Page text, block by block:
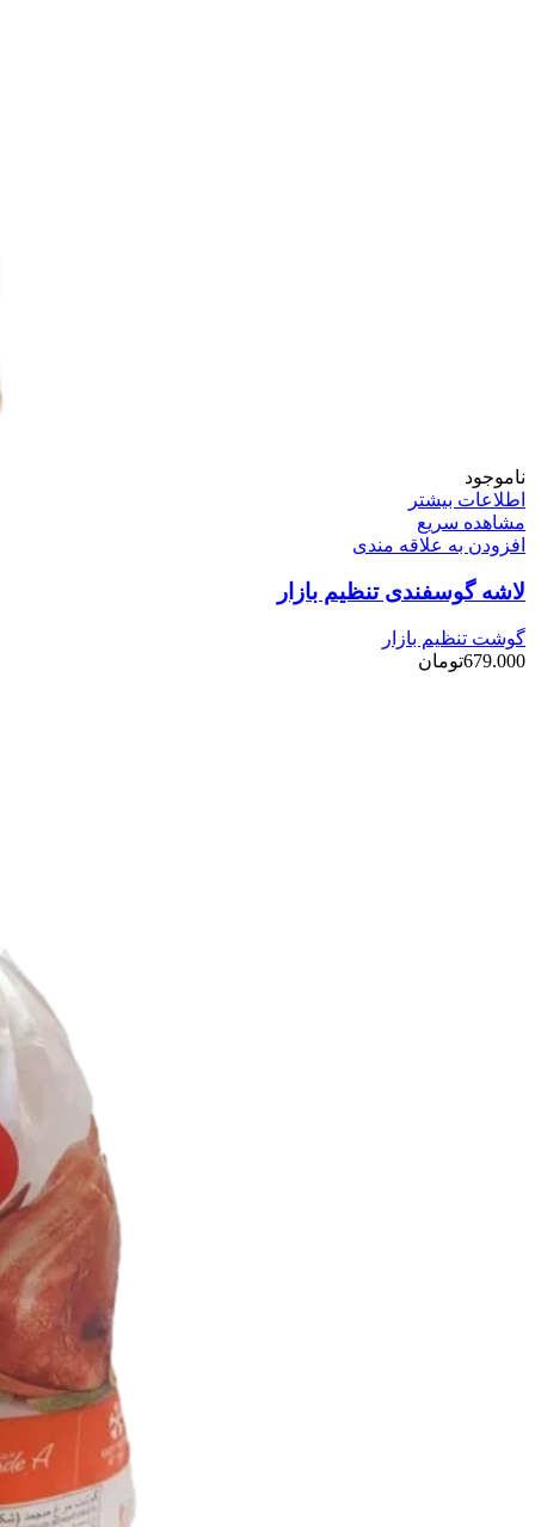
ناموجود
اطلاعات بیشتر
مشاهده سریع
افزودن به علاقه مندی
لاشه گوسفندی تنظیم بازار
گوشت تنظیم بازار
679.000تومان